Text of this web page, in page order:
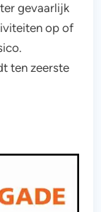
gevaarlijk
op of
ten zeerste